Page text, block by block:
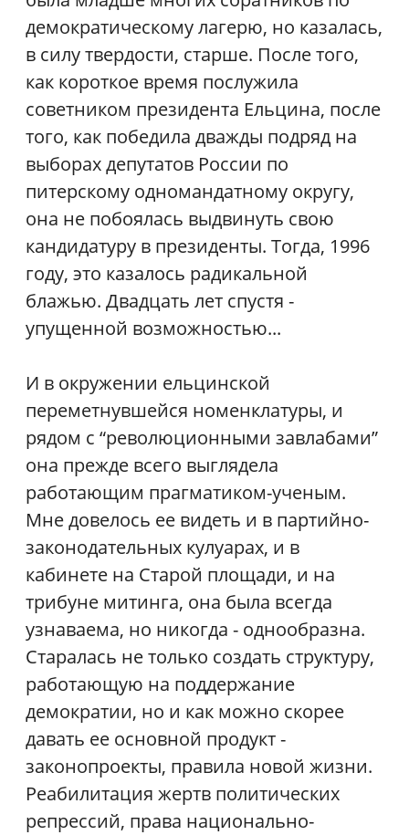
демократическому лагерю, но казалась,
в силу твердости, старше. После того,
как короткое время послужила
советником президента Ельцина, после
того, как победила дважды подряд на
выборах депутатов России по
питерскому одномандатному округу,
она не побоялась выдвинуть свою
кандидатуру в президенты. Тогда, 1996
году, это казалось радикальной
блажью. Двадцать лет спустя -
упущенной возможностью...
И в окружении ельцинской
переметнувшейся номенклатуры, и
рядом с “революционными завлабами”
она прежде всего выглядела
работающим прагматиком-ученым.
Мне довелось ее видеть и в партийно-
законодательных кулуарах, и в
кабинете на Старой площади, и на
трибуне митинга, она была всегда
узнаваема, но никогда - однообразна.
Старалась не только создать структуру,
работающую на поддержание
демократии, но и как можно скорее
давать ее основной продукт -
законопроекты, правила новой жизни.
Реабилитация жертв политических
репрессий, права национально-